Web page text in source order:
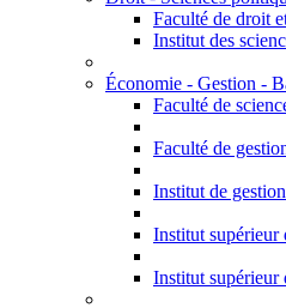
Faculté de droit
Institut des
Économie - Gestion -
Faculté de
Faculté de
Institut de
Institut supérieur
Institut supérieur